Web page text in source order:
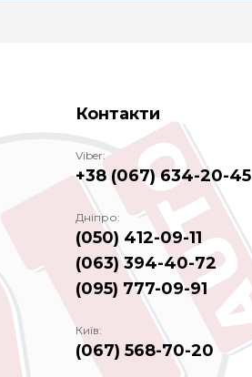
Контакти
Viber:
+38 (067) 634-20-45
Дніпро:
(050) 412-09-11
(063) 394-40-72
(095) 777-09-91
Київ:
(067) 568-70-20